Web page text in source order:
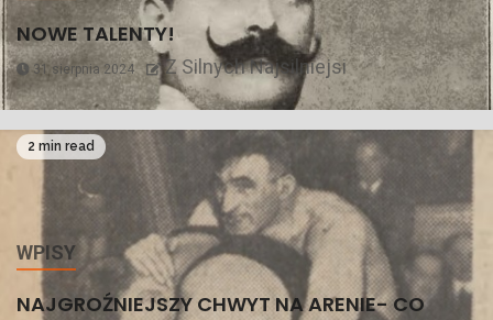
NOWE TALENTY!
31 sierpnia 2024 Z Silnych Najsilniejsi
2 min read
WPISY
NAJGROŹNIEJSZY CHWYT NA ARENIE- CO